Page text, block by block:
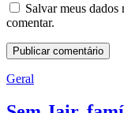
Salvar meus dados
comentar.
Geral